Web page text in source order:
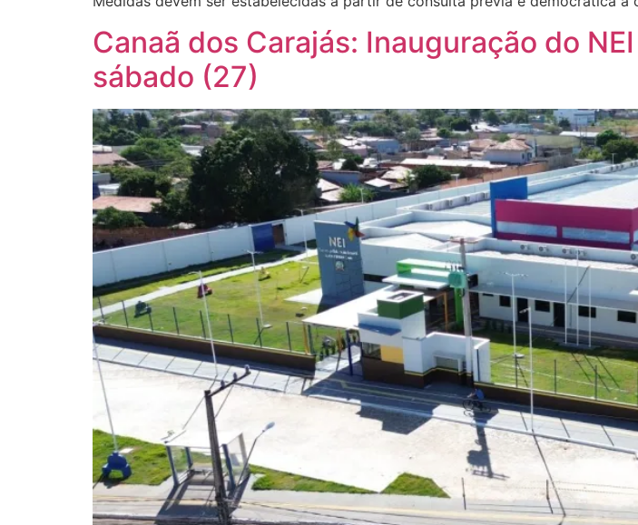
Canaã dos Carajás: Inauguração do
sábado (27)